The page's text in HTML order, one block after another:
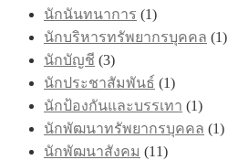
นักนันทนาการ (1)
นักบริหารทรัพยากรบุคคล (1)
นักบัญชี (3)
นักประชาสัมพันธ์ (1)
นักป้องกันและบรรเทา (1)
นักพัฒนาทรัพยากรบุคคล (1)
นักพัฒนาสังคม (11)